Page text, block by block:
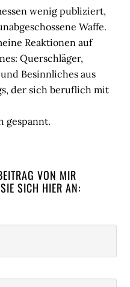
wenig publiziert,
Waffe.
Reaktionen auf
Querschläger,
Besinnliches aus
der sich beruflich mit
gespannt.
VON MIR
SICH HIER AN: